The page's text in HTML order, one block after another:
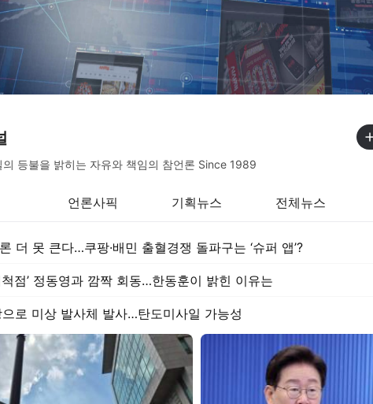
의 등불을 밝히는 자유와 책임의 참언론 Since 1989
언론사픽 기획뉴스 전체뉴스
더 못 큰다…쿠팡·배민 출혈경쟁 돌파구는 ‘슈퍼 앱’?
척점’ 정동영과 깜짝 회동…한동훈이 밝힌 이유는
로 미상 발사체 발사…탄도미사일 가능성